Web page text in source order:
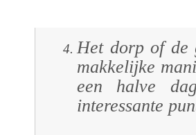
Het dorp of de
makkelijke
een halve
interessante